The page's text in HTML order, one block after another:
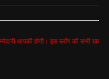
इस ब्लॉग की सभी खबरें